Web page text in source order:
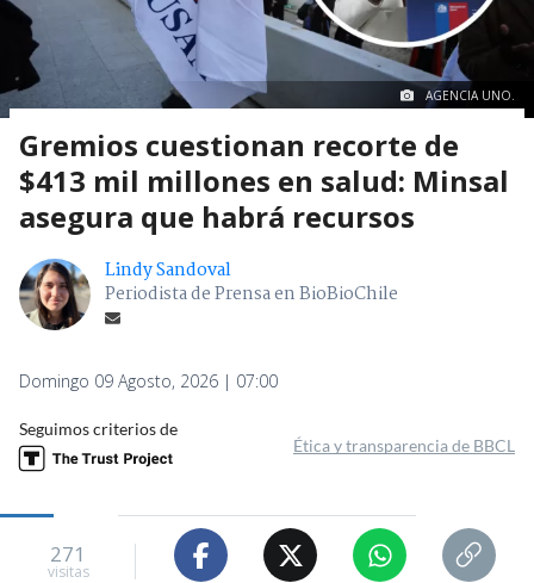
AGENCIA UNO.
Gremios cuestionan recorte de
$413 mil millones en salud: Minsal
asegura que habrá recursos
Lindy Sandoval
Periodista de Prensa en BioBioChile
Domingo 09 Agosto, 2026 | 07:00
Seguimos criterios de
Ética y transparencia de BBCL
271
visitas